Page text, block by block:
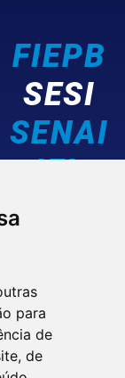
para
de
de
FIEPB
SESI
SENAI
IEL